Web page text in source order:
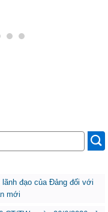
đạo của Đảng đối với
mới